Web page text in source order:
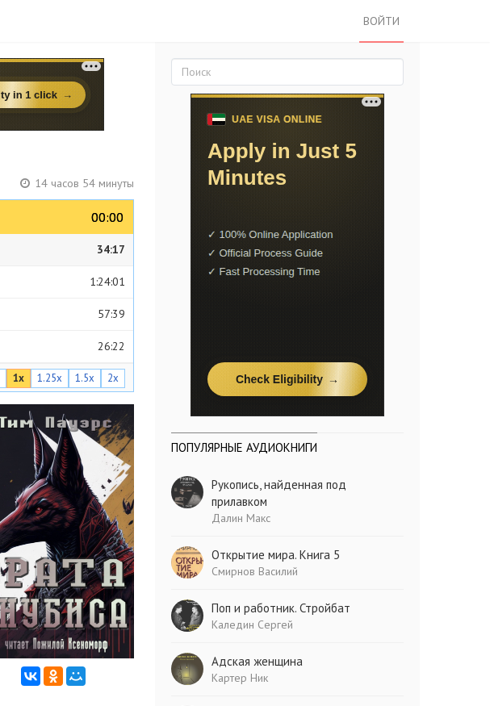
ВОЙТИ
14 часов 54 минуты
00:00
00:00
34:17
1:24:01
57:39
26:22
53:31
1:17:33
1:27:12
1:07:36
1:15:08
46:54
40:14
35:07
1x 1.25x 1.5x 2x
ПОПУЛЯРНЫЕ АУДИОКНИГИ
Рукопись, найденная под
прилавком
Далин Макс
Открытие мира. Книга 5
Смирнов Василий
Поп и работник. Стройбат
Каледин Сергей
Адская женщина
Картер Ник